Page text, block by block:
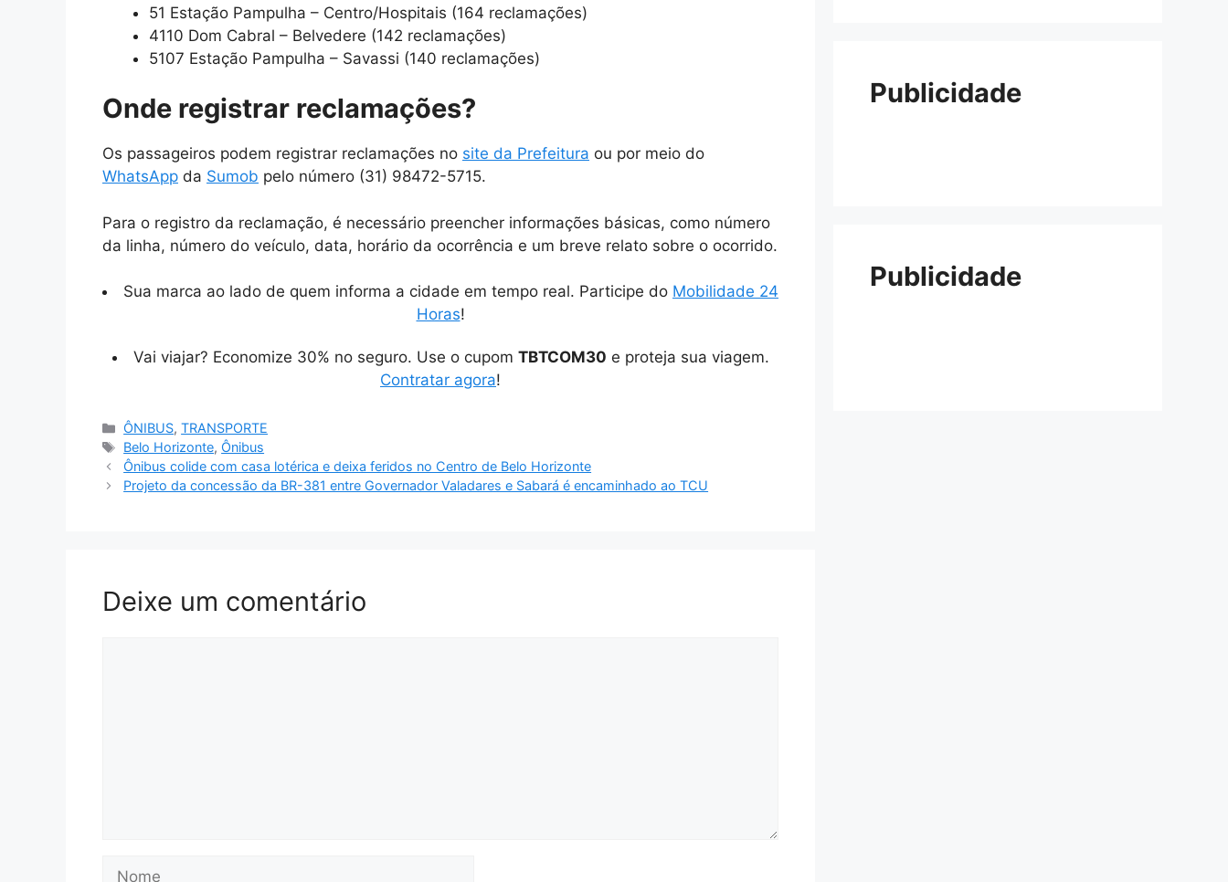
51 Estação Pampulha – Centro/Hospitais (164 reclamações)
4110 Dom Cabral – Belvedere (142 reclamações)
5107 Estação Pampulha – Savassi (140 reclamações)
Onde registrar reclamações?
Os passageiros podem registrar reclamações no site da Prefeitura ou por meio do
WhatsApp da Sumob pelo número (31) 98472-5715.
Para o registro da reclamação, é necessário preencher informações básicas, como número
da linha, número do veículo, data, horário da ocorrência e um breve relato sobre o ocorrido.
Sua marca ao lado de quem informa a cidade em tempo real. Participe do Mobilidade 24
Horas!
Vai viajar? Economize 30% no seguro. Use o cupom TBTCOM30 e proteja sua viagem.
Contratar agora!
Categorias
ÔNIBUS,TRANSPORTE
Tags
Belo Horizonte, Ônibus
Ônibus colide com casa lotérica e deixa feridos no Centro de Belo Horizonte
Projeto da concessão da BR-381 entre Governador Valadares e Sabará é encaminhado ao TCU
Deixe um comentário
Nome
Publicidade
Publicidade